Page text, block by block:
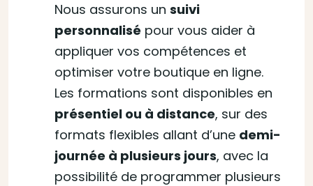
Nous assurons un suivi
personnalisé pour vous aider à
appliquer vos compétences et
optimiser votre boutique en ligne.
Les formations sont disponibles en
présentiel ou à distance, sur des
formats flexibles allant d’une demi-
journée à plusieurs jours, avec la
possibilité de programmer plusieurs